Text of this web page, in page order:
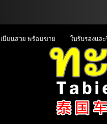
บียนสวย พร้อมขาย ใบรับรองแล